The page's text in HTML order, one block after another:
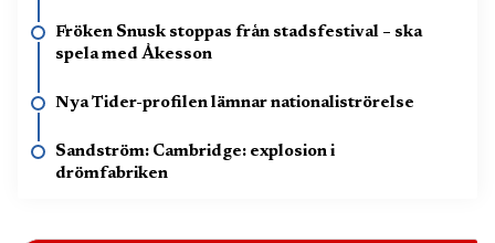
Fröken Snusk stoppas från stadsfestival – ska
spela med Åkesson
Nya Tider-profilen lämnar nationaliströrelse
Sandström: Cambridge: explosion i
drömfabriken